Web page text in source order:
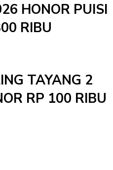
HONOR PUISI
RIBU
TAYANG 2
RP 100 RIBU